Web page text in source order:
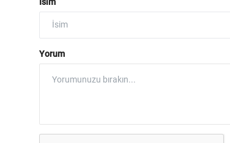
Yorum